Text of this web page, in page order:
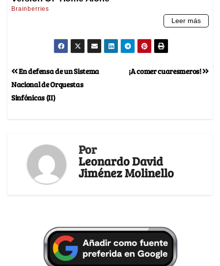
¡A comer cuaresmeros!
En defensa de un Sistema
Nacional de Orquestas
Sinfónicas (II)
Por
Leonardo David
Jiménez Molinello